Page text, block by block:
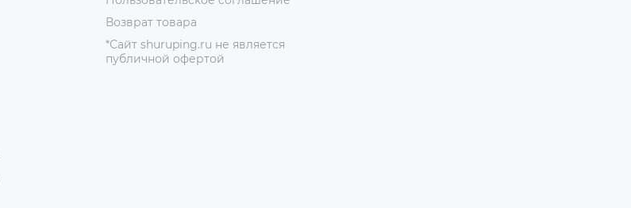
Возврат товара
*Сайт shuruping.ru не является
публичной офертой